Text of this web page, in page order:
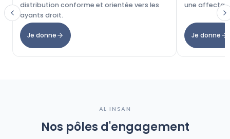
distribution conforme et orientée vers les
ayants droit.
Je donne
une
Je donne
AL INSAN
Nos pôles d'engagement